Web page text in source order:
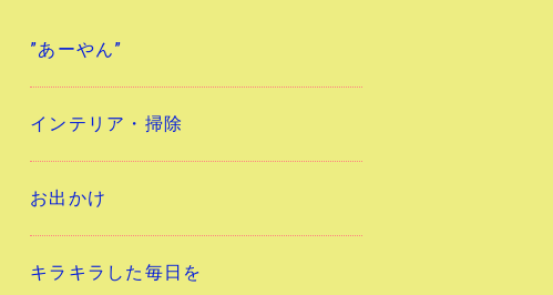
”あーやん”
インテリア・掃除
お出かけ
キラキラした毎日を